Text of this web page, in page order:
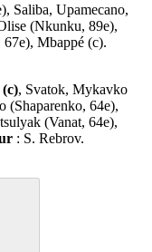
Saliba, Upamecano,
(Nkunku, 89e),
Mbappé (c).
, Svatok, Mykavko
(Shaparenko, 64e),
(Vanat, 64e),
: S. Rebrov.